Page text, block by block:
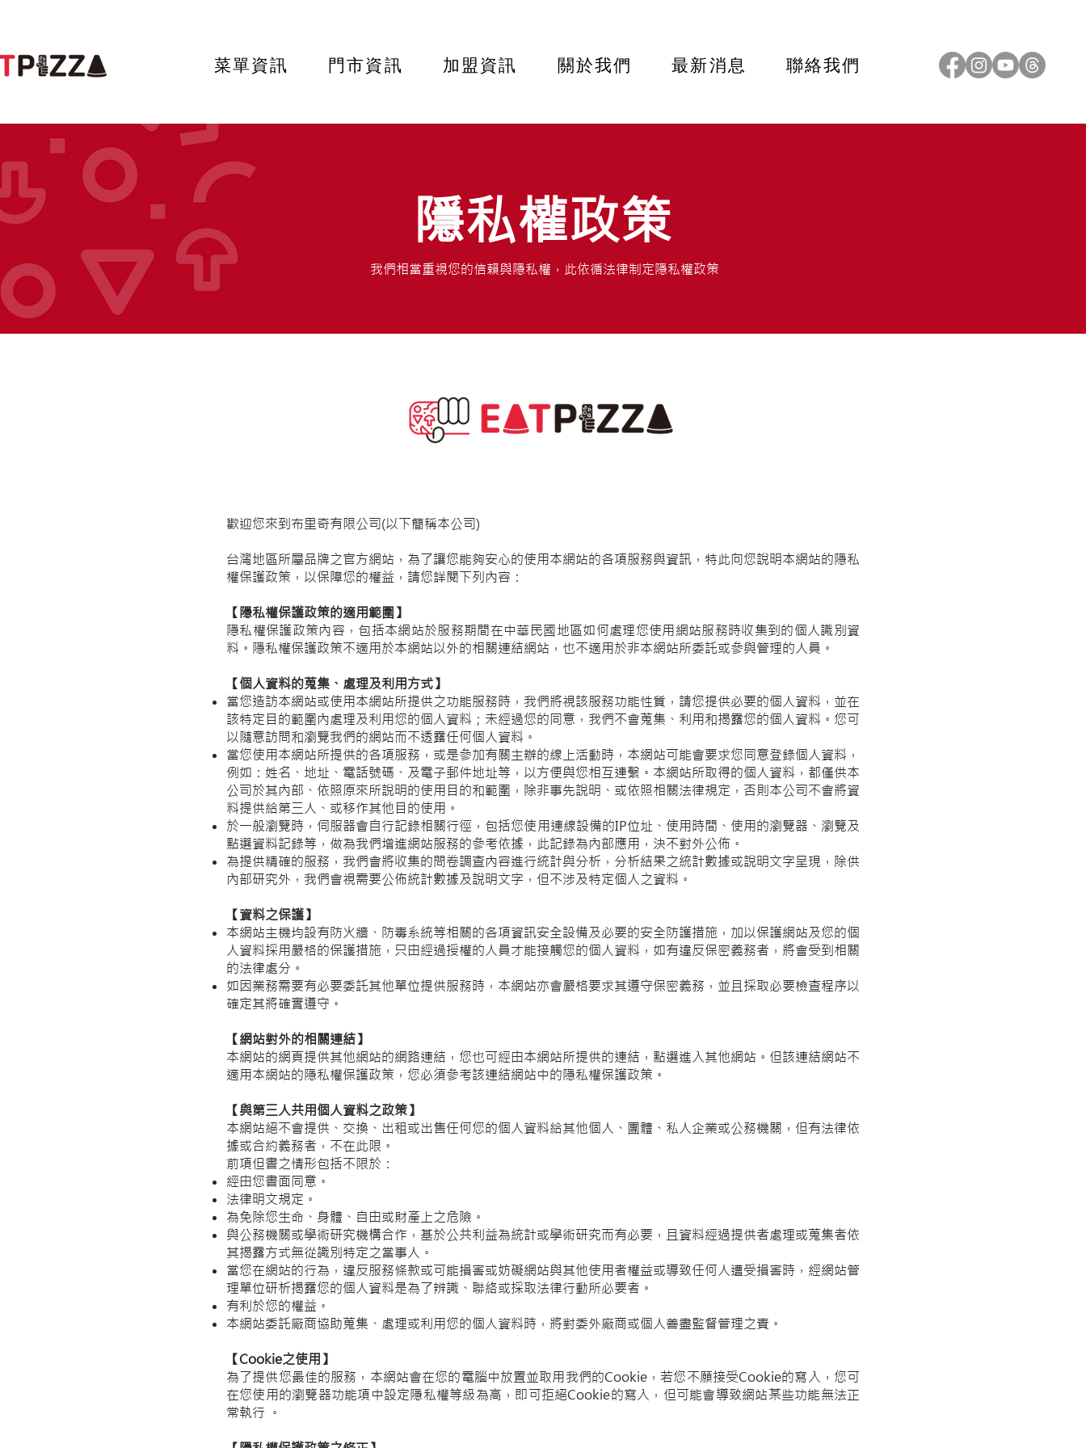
菜單資訊 門市資訊 加盟資訊 關於我們 最新消息 聯絡我們
隱私權政策
我們相當重視您的信賴與隱私權，此依循法律制定隱私權政策
歡迎您來到布里奇有限公司(以下簡稱本公司)
台灣地區所屬品牌之官方網站，為了讓您能夠安心的使用本網站的各項服務與資訊，特此向您說明本網站的隱私
權保護政策，以保障您的權益，請您詳閱下列內容：
【隱私權保護政策的適用範圍】
隱私權保護政策內容，包括本網站於服務期間在中華民國地區如何處理您使用網站服務時收集到的個人識別資
料。隱私權保護政策不適用於本網站以外的相關連結網站，也不適用於非本網站所委託或參與管理的人員。
【個人資料的蒐集、處理及利用方式】
當您造訪本網站或使用本網站所提供之功能服務時，我們將視該服務功能性質，請您提供必要的個人資料，並在
該特定目的範圍內處理及利用您的個人資料；未經過您的同意，我們不會蒐集、利用和揭露您的個人資料。您可
以隨意訪問和瀏覽我們的網站而不透露任何個人資料。
當您使用本網站所提供的各項服務，或是參加有關主辦的線上活動時，本網站可能會要求您同意登錄個人資料，
例如：姓名、地址、電話號碼、及電子郵件地址等，以方便與您相互連繫。本網站所取得的個人資料，都僅供本
公司於其內部、依照原來所說明的使用目的和範圍，除非事先說明、或依照相關法律規定，否則本公司不會將資
料提供給第三人、或移作其他目的使用。
於一般瀏覽時，伺服器會自行記錄相關行徑，包括您使用連線設備的IP位址、使用時間、使用的瀏覽器、瀏覽及
點選資料記錄等，做為我們增進網站服務的參考依據，此記錄為內部應用，決不對外公佈。
為提供精確的服務，我們會將收集的問卷調查內容進行統計與分析，分析結果之統計數據或說明文字呈現，除供
內部研究外，我們會視需要公佈統計數據及說明文字，但不涉及特定個人之資料。
【資料之保護】
本網站主機均設有防火牆、防毒系統等相關的各項資訊安全設備及必要的安全防護措施，加以保護網站及您的個
人資料採用嚴格的保護措施，只由經過授權的人員才能接觸您的個人資料，如有違反保密義務者，將會受到相關
的法律處分。
如因業務需要有必要委託其他單位提供服務時，本網站亦會嚴格要求其遵守保密義務，並且採取必要檢查程序以
確定其將確實遵守。
【網站對外的相關連結】
本網站的網頁提供其他網站的網路連結，您也可經由本網站所提供的連結，點選進入其他網站。但該連結網站不
適用本網站的隱私權保護政策，您必須參考該連結網站中的隱私權保護政策。
【與第三人共用個人資料之政策】
本網站絕不會提供、交換、出租或出售任何您的個人資料給其他個人、團體、私人企業或公務機關，但有法律依
據或合約義務者，不在此限。
前項但書之情形包括不限於：
經由您書面同意。
法律明文規定。
為免除您生命、身體、自由或財產上之危險。
與公務機關或學術研究機構合作，基於公共利益為統計或學術研究而有必要，且資料經過提供者處理或蒐集者依
其揭露方式無從識別特定之當事人。
當您在網站的行為，違反服務條款或可能損害或妨礙網站與其他使用者權益或導致任何人遭受損害時，經網站管
理單位研析揭露您的個人資料是為了辨識、聯絡或採取法律行動所必要者。
有利於您的權益。
本網站委託廠商協助蒐集、處理或利用您的個人資料時，將對委外廠商或個人善盡監督管理之責。
【Cookie之使用】
為了提供您最佳的服務，本網站會在您的電腦中放置並取用我們的Cookie，若您不願接受Cookie的寫入，您可
在您使用的瀏覽器功能項中設定隱私權等級為高，即可拒絕Cookie的寫入，但可能會導致網站某些功能無法正
常執行 。